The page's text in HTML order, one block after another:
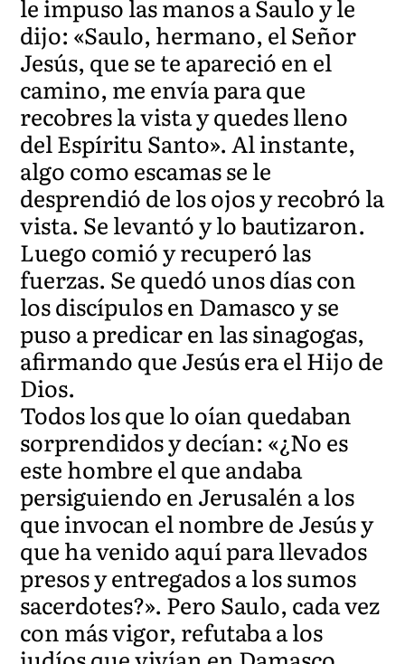
le impuso las manos a Saulo y le
dijo: «Saulo, hermano, el Señor
Jesús, que se te apareció en el
camino, me envía para que
recobres la vista y quedes lleno
del Espíritu Santo». Al instante,
algo como escamas se le
desprendió de los ojos y recobró la
vista. Se levantó y lo bautizaron.
Luego comió y recuperó las
fuerzas. Se quedó unos días con
los discípulos en Damasco y se
puso a predicar en las sinagogas,
afirmando que Jesús era el Hijo de
Dios.
Todos los que lo oían quedaban
sorprendidos y decían: «¿No es
este hombre el que andaba
persiguiendo en Jerusalén a los
que invocan el nombre de Jesús y
que ha venido aquí para llevados
presos y entregados a los sumos
sacerdotes?». Pero Saulo, cada vez
con más vigor, refutaba a los